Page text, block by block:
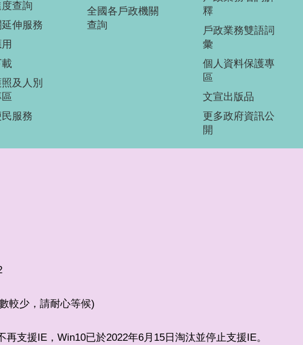
查詢
伸服務
及人別
服務
全國各戶政機關
查詢
釋
戶政業務雙語詞
彙
個人資料保護專
區
文宣出版品
更多政府資訊公
開
較少，請耐心等候)
支援IE，Win10已於2022年6月15日淘汰並停止支援IE。